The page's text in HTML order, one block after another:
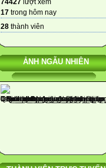
17 trong hôm nay
28 thành viên
ẢNH NGẪU NHIÊN